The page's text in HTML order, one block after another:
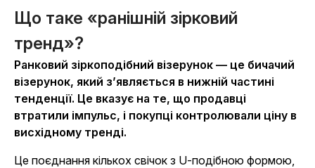
Що таке «ранішній зірковий
тренд»?
Ранковий зіркоподібний візерунок — це бичачий
візерунок, який з’являється в нижній частині
тенденції. Це вказує на те, що продавці
втратили імпульс, і покупці контролювали ціну в
висхідному тренді.
Це поєднання кількох свічок з U-подібною формою,